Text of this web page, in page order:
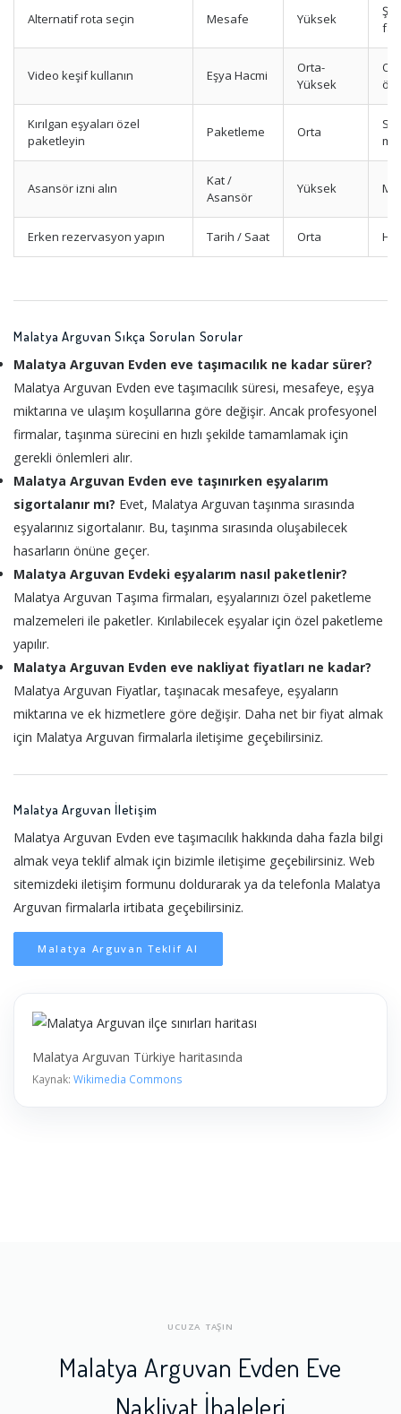
Alternatif rota seçin Mesafe Yüksek
Video keşif kullanın Eşya Hacmi
Orta-
Yüksek
Kırılgan eşyaları özel
paketleyin
Paketleme Orta
Asansör izni alın
Kat /
Asansör
Yüksek
Erken rezervasyon yapın Tarih / Saat Orta
Malatya Arguvan Sıkça Sorulan Sorular
Malatya Arguvan Evden eve taşımacılık ne kadar sürer?
Malatya Arguvan Evden eve taşımacılık süresi, mesafeye, eşya
miktarına ve ulaşım koşullarına göre değişir. Ancak profesyonel
firmalar, taşınma sürecini en hızlı şekilde tamamlamak için
gerekli önlemleri alır.
Malatya Arguvan Evden eve taşınırken eşyalarım
sigortalanır mı? Evet, Malatya Arguvan taşınma sırasında
eşyalarınız sigortalanır. Bu, taşınma sırasında oluşabilecek
hasarların önüne geçer.
Malatya Arguvan Evdeki eşyalarım nasıl paketlenir?
Malatya Arguvan Taşıma firmaları, eşyalarınızı özel paketleme
malzemeleri ile paketler. Kırılabilecek eşyalar için özel paketleme
yapılır.
Malatya Arguvan Evden eve nakliyat fiyatları ne kadar?
Malatya Arguvan Fiyatlar, taşınacak mesafeye, eşyaların
miktarına ve ek hizmetlere göre değişir. Daha net bir fiyat almak
için Malatya Arguvan firmalarla iletişime geçebilirsiniz.
Malatya Arguvan İletişim
Malatya Arguvan Evden eve taşımacılık hakkında daha fazla bilgi
almak veya teklif almak için bizimle iletişime geçebilirsiniz. Web
sitemizdeki iletişim formunu doldurarak ya da telefonla Malatya
Arguvan firmalarla irtibata geçebilirsiniz.
Malatya Arguvan Teklif Al
Malatya Arguvan Türkiye haritasında
Kaynak: Wikimedia Commons
UCUZA TAŞIN
Malatya Arguvan Evden Eve
Nakliyat İhaleleri